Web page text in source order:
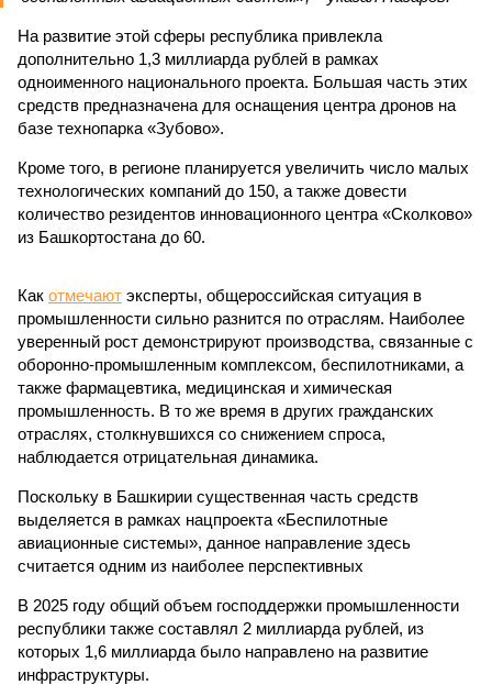
На развитие этой сферы республика привлекла
дополнительно 1,3 миллиарда рублей в рамках
одноименного национального проекта. Большая часть этих
средств предназначена для оснащения центра дронов на
базе технопарка «Зубово».
Кроме того, в регионе планируется увеличить число малых
технологических компаний до 150, а также довести
количество резидентов инновационного центра «Сколково»
из Башкортостана до 60.
Как отмечают эксперты, общероссийская ситуация в
промышленности сильно разнится по отраслям. Наиболее
уверенный рост демонстрируют производства, связанные с
оборонно-промышленным комплексом, беспилотниками, а
также фармацевтика, медицинская и химическая
промышленность. В то же время в других гражданских
отраслях, столкнувшихся со снижением спроса,
наблюдается отрицательная динамика.
Поскольку в Башкирии существенная часть средств
выделяется в рамках нацпроекта «Беспилотные
авиационные системы», данное направление здесь
считается одним из наиболее перспективных
В 2025 году общий объем господдержки промышленности
республики также составлял 2 миллиарда рублей, из
которых 1,6 миллиарда было направлено на развитие
инфраструктуры.